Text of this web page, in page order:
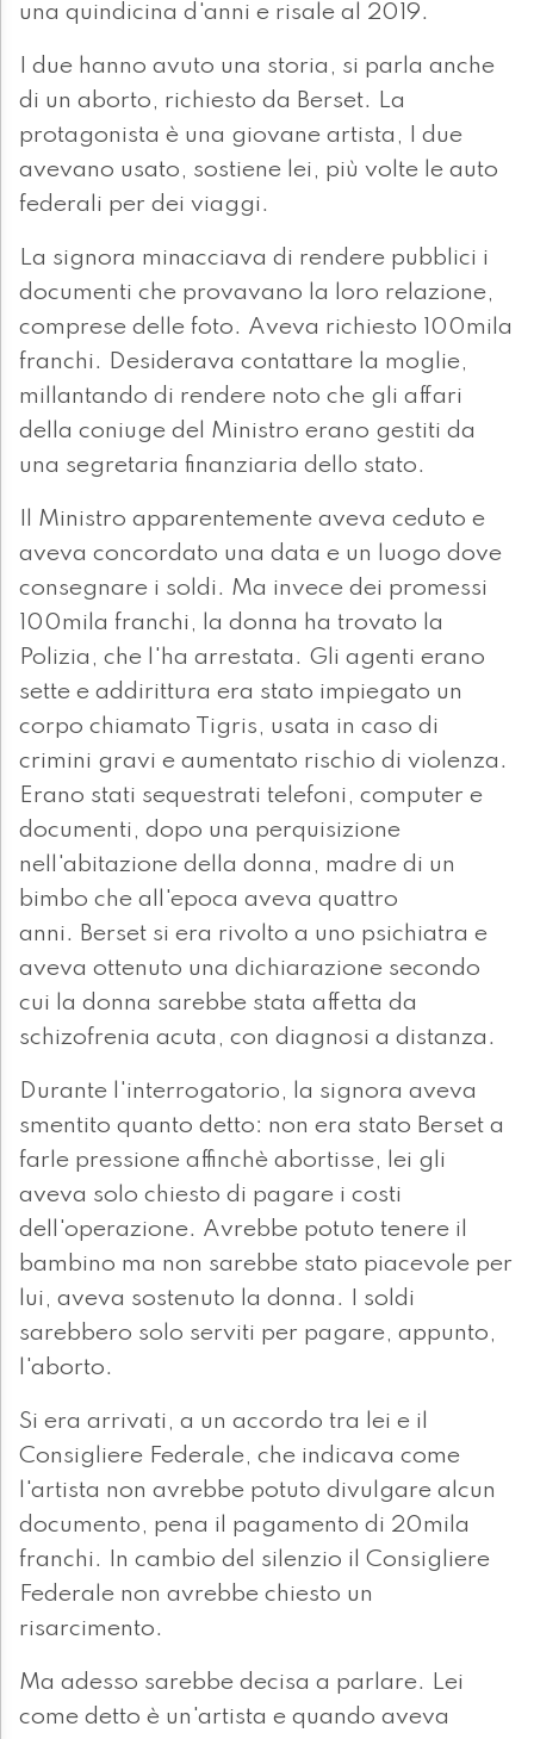
una quindicina d'anni e risale al 2019.
I due hanno avuto una storia, si parla anche
di un aborto, richiesto da Berset. La
protagonista è una giovane artista, I due
avevano usato, sostiene lei, più volte le auto
federali per dei viaggi.
La signora minacciava di rendere pubblici i
documenti che provavano la loro relazione,
comprese delle foto. Aveva richiesto 100mila
franchi. Desiderava contattare la moglie,
millantando di rendere noto che gli affari
della coniuge del Ministro erano gestiti da
una segretaria finanziaria dello stato.
Il Ministro apparentemente aveva ceduto e
aveva concordato una data e un luogo dove
consegnare i soldi. Ma invece dei promessi
100mila franchi, la donna ha trovato la
Polizia, che l'ha arrestata. Gli agenti erano
sette e addirittura era stato impiegato un
corpo chiamato Tigris, usata in caso di
crimini gravi e aumentato rischio di violenza.
Erano stati sequestrati telefoni, computer e
documenti, dopo una perquisizione
nell'abitazione della donna, madre di un
bimbo che all'epoca aveva quattro
anni. Berset si era rivolto a uno psichiatra e
aveva ottenuto una dichiarazione secondo
cui la donna sarebbe stata affetta da
schizofrenia acuta, con diagnosi a distanza.
Durante l'interrogatorio, la signora aveva
smentito quanto detto: non era stato Berset a
farle pressione affinchè abortisse, lei gli
aveva solo chiesto di pagare i costi
dell'operazione. Avrebbe potuto tenere il
bambino ma non sarebbe stato piacevole per
lui, aveva sostenuto la donna. I soldi
sarebbero solo serviti per pagare, appunto,
l'aborto.
Si era arrivati, a un accordo tra lei e il
Consigliere Federale, che indicava come
l'artista non avrebbe potuto divulgare alcun
documento, pena il pagamento di 20mila
franchi. In cambio del silenzio il Consigliere
Federale non avrebbe chiesto un
risarcimento.
Ma adesso sarebbe decisa a parlare. Lei
come detto è un'artista e quando aveva